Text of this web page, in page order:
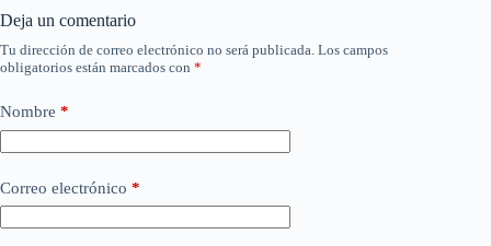
Deja un comentario
Tu dirección de correo electrónico no será publicada. Los campos
obligatorios están marcados con *
Nombre *
Correo electrónico *